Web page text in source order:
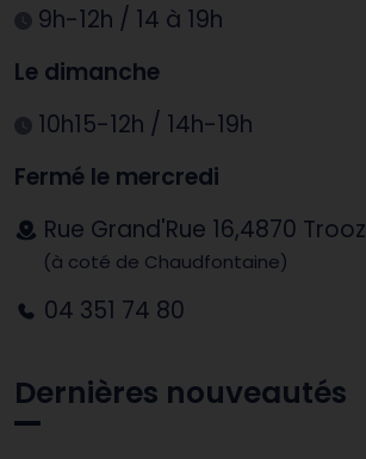
9h-12h / 14 à 19h
Le dimanche
10h15-12h / 14h-19h
Fermé le mercredi
Rue Grand'Rue 16,4870 Trooz
(à coté de Chaudfontaine)
04 351 74 80
Dernières nouveautés